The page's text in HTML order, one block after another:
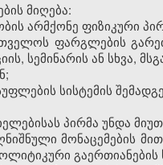
მიღება:
არმქონე ფიზიკური
ფარგლების
სემინარის ან სხვა,
სისტემის
პირმა უნდა
მონაცემების